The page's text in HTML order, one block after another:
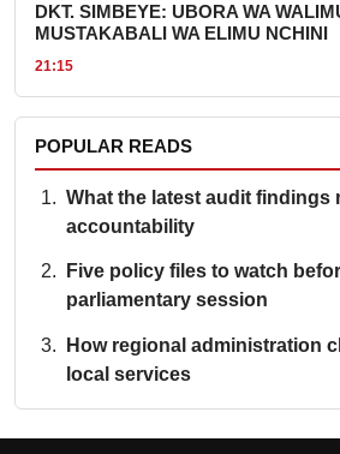
DKT. SIMBEYE: UBORA WA
MUSTAKABALI WA ELIMU NCHINI
21:15
POPULAR READS
What the latest audit findings
accountability
Five policy files to watch
parliamentary session
How regional administration
local services